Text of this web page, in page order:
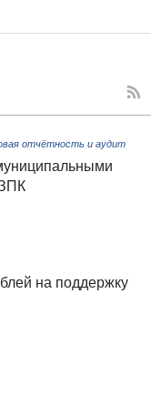
отчётность и аудит
на поддержку